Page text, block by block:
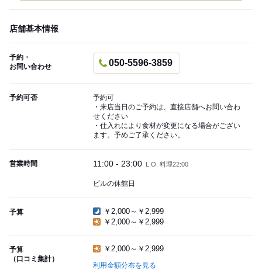
店舗基本情報
予約・
お問い合わせ
050-5596-3859
予約可否
予約可
・来店当日のご予約は、直接店舗へお問い合わ
せください
・仕入れにより食材が変更になる場合がござい
ます。予めご了承ください。
営業時間 11:00 - 23:00 L.O. 料理22:00
ビルの休館日
予算
￥2,000～￥2,999
￥2,000～￥2,999
予算
（口コミ集計）
￥2,000～￥2,999
利用金額分布を見る